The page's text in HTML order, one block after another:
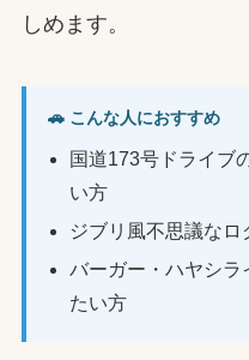
しめます。
🚗 こんな人におすすめ
国道173号ドライブ
い方
ジブリ風不思議な
バーガー・ハヤシラ
たい方